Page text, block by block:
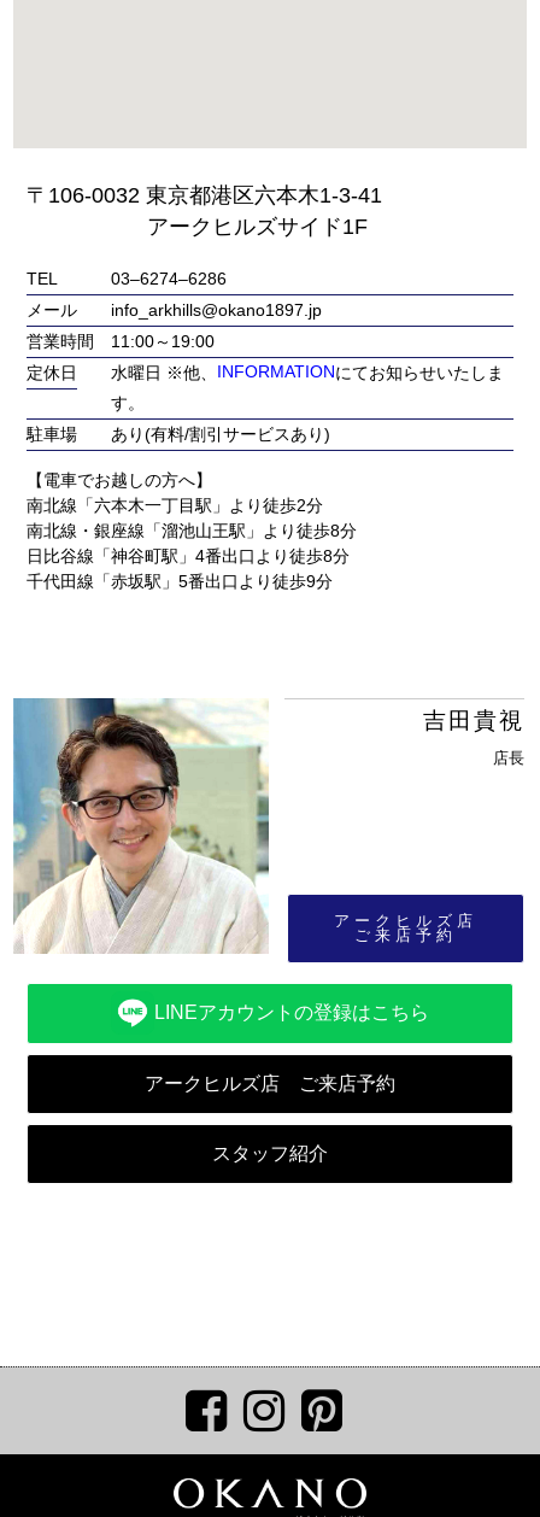
〒106-0032 東京都港区六本木1-3-41
アークヒルズサイド1F
TEL
03‒6274‒6286
メール
info_arkhills@okano1897.jp
営業時間
11:00～19:00
定休日
水曜日 ※他、 INFORMATIONにてお知らせいたしま
す。
駐車場
あり(有料/割引サービスあり)
【電車でお越しの方へ】
南北線「六本木一丁目駅」より徒歩2分
南北線・銀座線「溜池山王駅」より徒歩8分
日比谷線「神谷町駅」4番出口より徒歩8分
千代田線「赤坂駅」5番出口より徒歩9分
吉田貴視
店長
アークヒルズ店
ご来店予約
LINEアカウントの登録はこちら
アークヒルズ店 ご来店予約
スタッフ紹介